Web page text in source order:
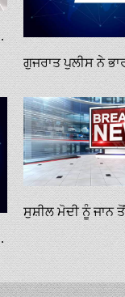
ਸ਼ਨਿਚਰਵਾਰ ਨੂੰ
ਅਧਿਆਪਕ